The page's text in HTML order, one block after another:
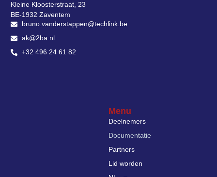
Menu
Deelnemers
Documentatie
Partners
Lid worden
Kleine Kloosterstraat, 23
BE-1932 Zaventem
bruno.vanderstappen@techlink.be
ak@2ba.nl
+32 496 24 61 82